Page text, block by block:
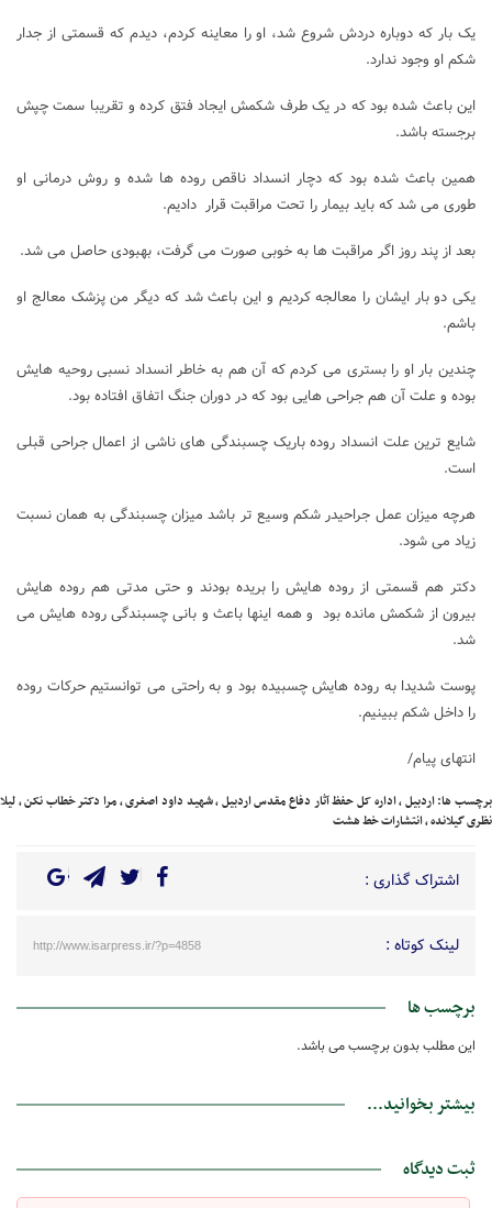
یک بار که دوباره دردش شروع شد، او را معاینه کردم، دیدم که قسمتی از جدار
شکم او وجود ندارد.
این باعث شده بود که در یک طرف شکمش ایجاد فتق کرده و تقریبا سمت چپش
برجسته باشد.
همین باعث شده بود که دچار انسداد ناقص روده ها شده و روش درمانی او
طوری می شد که باید بیمار را تحت مراقبت قرار دادیم.
بعد از پند روز اگر مراقبت ها به خوبی صورت می گرفت، بهبودی حاصل می شد.
یکی دو بار ایشان را معالجه کردیم و این باعث شد که دیگر من پزشک معالج او
باشم.
چندین بار او را بستری می کردم که آن هم به خاطر انسداد نسبی روحیه هایش
بوده و علت آن هم جراحی هایی بود که در دوران جنگ اتفاق افتاده بود.
شایع ترین علت انسداد روده باریک چسبندگی های ناشی از اعمال جراحی قبلی
است.
هرچه میزان عمل جراحیدر شکم وسیع تر باشد میزان چسبندگی به همان نسبت
زیاد می شود.
دکتر هم قسمتی از روده هایش را بریده بودند و حتی مدتی هم روده هایش
بیرون از شکمش مانده بود و همه اینها باعث و بانی چسبندگی روده هایش می
شد.
پوست شدیدا به روده هایش چسبیده بود و به راحتی می توانستیم حرکات روده
را داخل شکم ببینیم.
انتهای پیام/
برچسب ها:اردبیل،اداره کل حفظ آثار دفاع مقدس اردبیل،شهید داود اصغری،مرا دکتر خطاب نکن،لیلا
نظری گیلانده،انتشارات خط هشت
اشتراک گذاری :
لینک کوتاه : http://www.isarpress.ir/?p=4858
برچسب ها
این مطلب بدون برچسب می باشد.
بیشتر بخوانید...
ثبت دیدگاه